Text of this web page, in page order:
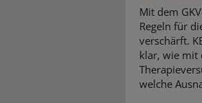
Mit dem
Regeln für
verschärft.
klar, wie mit
welche